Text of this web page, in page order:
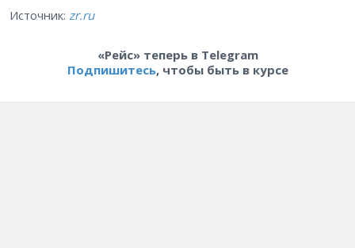
Источник: zr.ru
«Рейс» теперь в Telegram
Подпишитесь, чтобы быть в курсе